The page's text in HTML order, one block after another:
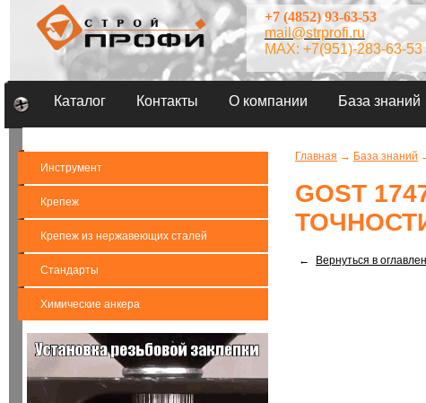
+7 (4852) 93-63-53
mail@strprofi.ru
MAX: +7(951)-283-63-53
Каталог Контакты О компании База знаний
Инструмент
Крепеж
Крепеж из нержавеющих сталей
Стандарты
Химические анкера
Главная → База знаний
GOST
← Вернуться в